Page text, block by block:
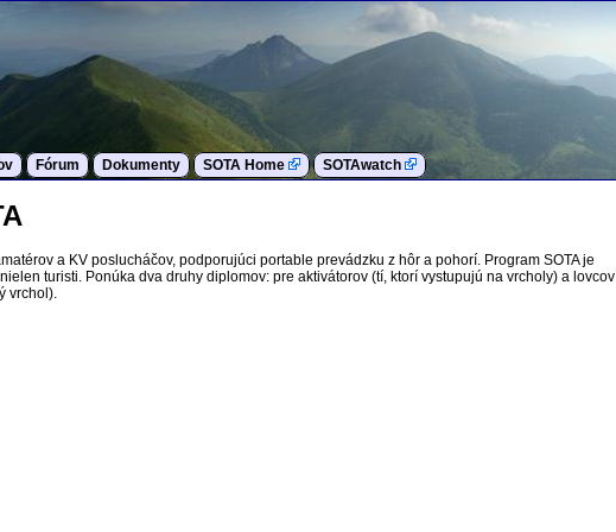
Fórum Dokumenty SOTA Home SOTAwatch
a KV poslucháčov, podporujúci portable prevádzku z hôr a pohorí. Program SOTA je
turisti. Ponúka dva druhy diplomov: pre aktivátorov (tí, ktorí vystupujú na vrcholy) a lovcov
vrchol).